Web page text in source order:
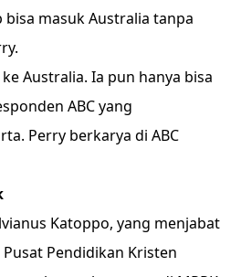
masuk Australia tanpa
Australia. Ia pun hanya bisa
ABC yang
Perry berkarya di ABC
Katoppo, yang menjabat
Pendidikan Kristen